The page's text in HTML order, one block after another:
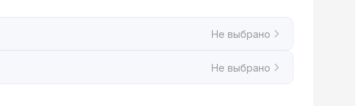
Не выбрано
Не выбрано